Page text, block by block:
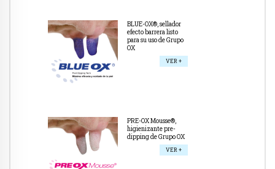
BLUE-OX®, sellador
efecto barrera listo
para su uso de Grupo
OX
VER +
PRE-OX Mousse®,
higienizante pre-
dipping de Grupo OX
VER +